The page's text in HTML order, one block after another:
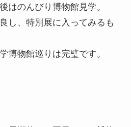
はのんびり博物館見学。
し、特別展に入ってみるも
博物館巡りは完璧です。